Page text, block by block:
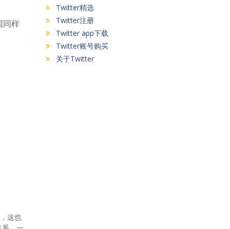
同样
这也
Twitter精选
Twitter注册
Twitter app下载
Twitter账号购买
关于Twitter